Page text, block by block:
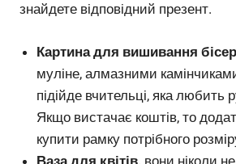
знайдете відповідний презент.
Картина для вишивання
муліне, алмазними
підійде вчительці, яка любить
Якщо вистачає коштів, то
купити рамку потрібного
Ваза для квітів, вони ніколи